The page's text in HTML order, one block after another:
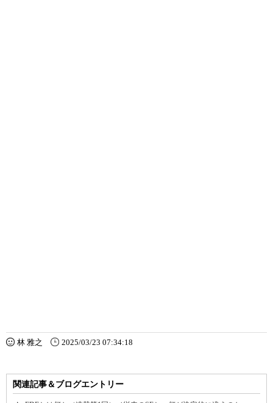
林 雅之 2025/03/23 07:34:18
関連記事＆ブログエントリー